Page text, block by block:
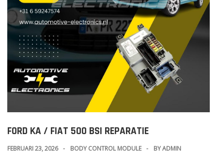
FORD KA / FIAT 500 BSI REPARATIE
FEBRUARI 23, 2026 BODY CONTROL MODULE BYADMIN